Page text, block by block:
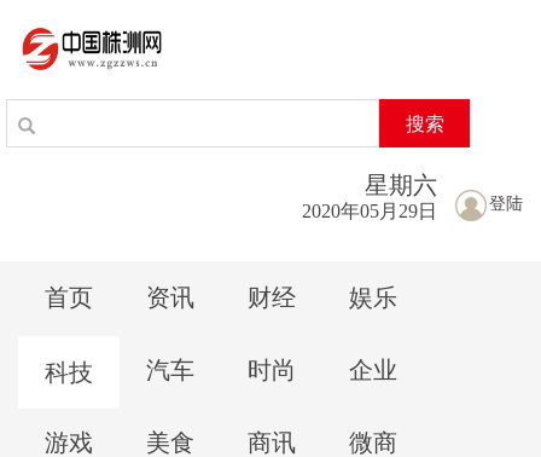
搜索
登陆
星期六
2020年05月29日
首页 资讯 财经 娱乐
科技 汽车 时尚 企业
游戏 美食 商讯 微商